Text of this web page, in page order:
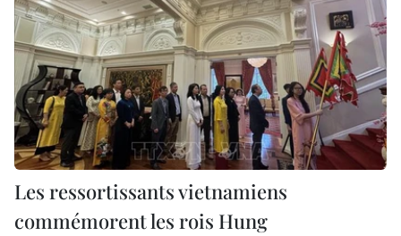
Les ressortissants vietnamiens
commémorent les rois Hung